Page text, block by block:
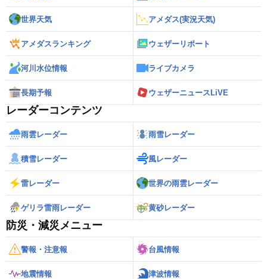
世界天気 アメダス(実況天気)
アメダスランキング ウェザーリポート
河川水位情報 ライブカメラ
長期予報 ウェザーニュースLiVE
レーダーコンテンツ
雨雲レーダー 雨雪レーダー
積雪レーダー 風レーダー
雷レーダー 世界の雨雲レーダー
ゲリラ雷雨レーダー 黄砂レーダー
防災・減災メニュー
警報・注意報 台風情報
地震情報 津波情報